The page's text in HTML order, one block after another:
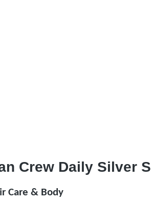
Crew Daily Silver
Care & Body